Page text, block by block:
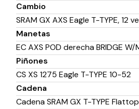
Cambio
SRAM GX AXS Eagle T-TYPE, 12
Manetas
EC AXS POD derecha BRIDGE W/
Piñones
CS XS 1275 Eagle T-TYPE 10-52
Cadena
Cadena SRAM GX T-TYPE Flattop